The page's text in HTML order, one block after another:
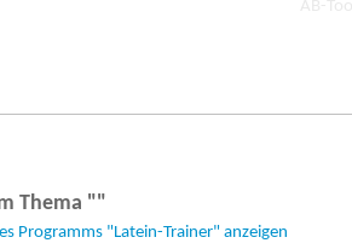
Thema ""
Programms "Latein-Trainer" anzeigen